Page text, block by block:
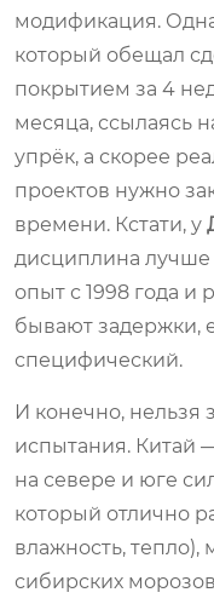
модификация.
который обещал
покрытием за 4
месяца, ссылаясь
упрёк, а скорее
проектов нужно
времени. Кстати, у
дисциплина лучше
опыт с 1998 года и
бывают задержки,
специфический.
И конечно, нельзя
испытания. Китай
на севере и юге
который отлично
влажность, тепло),
сибирских